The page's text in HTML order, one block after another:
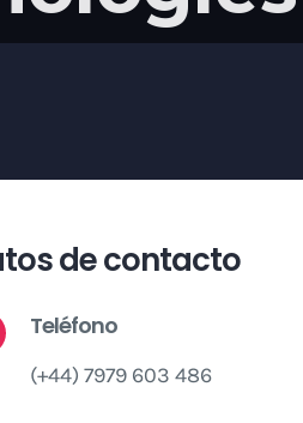
de contacto
Teléfono
(+44) 7979 603 486